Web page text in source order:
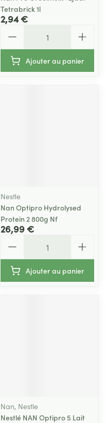
Tetrabrick 1l
2,94 €
Ajouter au panier
Nestle
Nan Optipro Hydrolysed
Protein 2 800g Nf
26,99 €
Ajouter au panier
Nan, Nestle
Nestlé NAN Optipro 5 Lait